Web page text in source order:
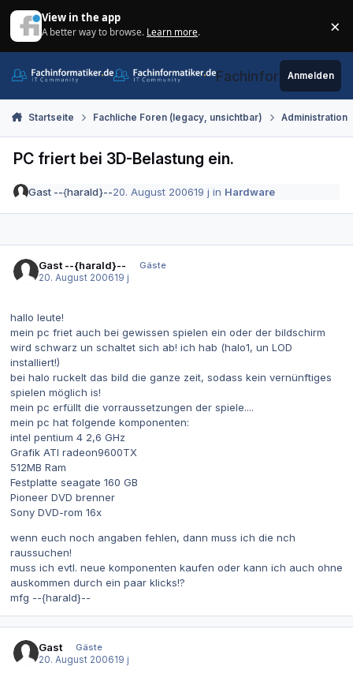
View in the app
A better way to browse. Learn more. ×
Fachinformatiker.de
Anmelden
Startseite Fachliche Foren (legacy, unsichtbar) Administration
PC friert bei 3D-Belastung ein.
Gast --{harald}--20. August 200619 j in Hardware
Gast --{harald}--
Gäste
20. August 200619 j
hallo leute!
mein pc friet auch bei gewissen spielen ein oder der bildschirm
wird schwarz un schaltet sich ab! ich hab (halo1, un LOD
installiert!)
bei halo ruckelt das bild die ganze zeit, sodass kein vernünftiges
spielen möglich is!
mein pc erfüllt die vorraussetzungen der spiele....
mein pc hat folgende komponenten:
intel pentium 4 2,6 GHz
Grafik ATI radeon9600TX
512MB Ram
Festplatte seagate 160 GB
Pioneer DVD brenner
Sony DVD-rom 16x
wenn euch noch angaben fehlen, dann muss ich die nch
raussuchen!
muss ich evtl. neue komponenten kaufen oder kann ich auch ohne
auskommen durch ein paar klicks!?
mfg --{harald}--
Gast
Gäste
20. August 200619 j